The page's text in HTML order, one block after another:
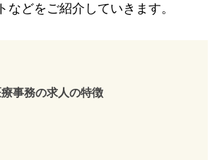
などをご紹介していきます。
事務の求人の特徴